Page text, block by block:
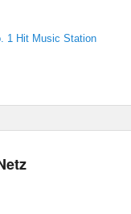
1 Hit Music Station